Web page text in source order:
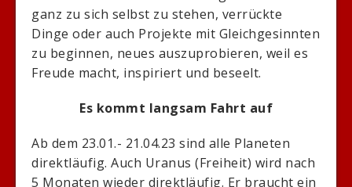
ganz zu sich selbst zu stehen, verrückte
Dinge oder auch Projekte mit Gleichgesinnten
zu beginnen, neues auszuprobieren, weil es
Freude macht, inspiriert und beseelt.
Es kommt langsam Fahrt auf
Ab dem 23.01.- 21.04.23 sind alle Planeten
direktläufig. Auch Uranus (Freiheit) wird nach
5 Monaten wieder direktläufig. Er braucht ein